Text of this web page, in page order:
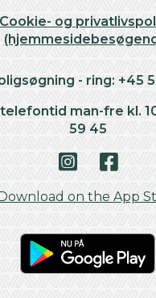
Cookie- og
- ring: +45
man-fre kl.
59 45